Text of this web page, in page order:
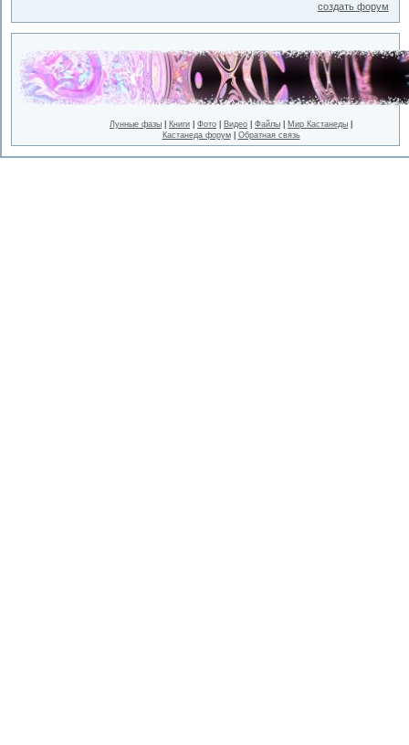
создать форум
Лунные фазы Книги Фото Видео Файлы Мир Кастанеды
Кастанеда форум| Обратная связь